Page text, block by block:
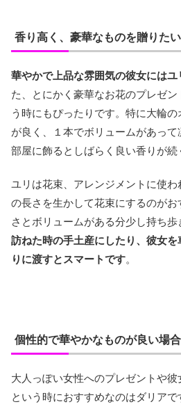
香り高く、豪華なものを贈りた
華やかで上品な雰囲気の彼女には
た、とにかく豪華なお花のプレゼ
う時にもぴったりです。特に大輪
が良く、１本でボリュームがあっ
部屋に飾るとしばらく良い香りが続
ユリは花束、アレンジメントに使
の長さを生かして花束にするのが
さとボリュームがある分少し持ち歩
訪ねた時の手土産にしたり、彼女
りに渡すとスマートです。
個性的で華やかなものが良い場
大人っぽい女性へのプレゼントや
という時におすすめなのはダリア